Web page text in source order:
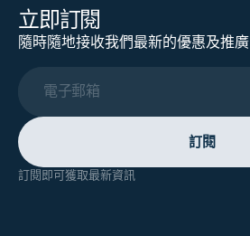
立即訂閱
隨時隨地接收我們最新的優惠及推廣
電子郵箱
訂閱
訂閱即可獲取最新資訊